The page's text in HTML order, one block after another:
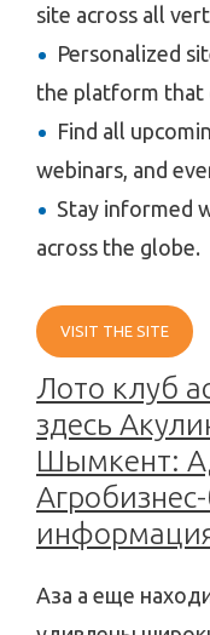
site across all
Personalized
the platform that
Find all
webinars, and
Stay informed
across the globe.
VISIT THE SITE
Лото клуб
здесь
Шымкент:
Аза а еще